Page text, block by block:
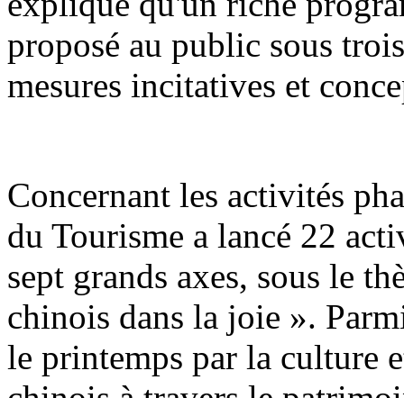
proposé au public sous
mesures incitatives et
Concernant les activités
du Tourisme a lancé 22
sept grands axes, sous le
chinois dans la joie ».
le printemps par la culture